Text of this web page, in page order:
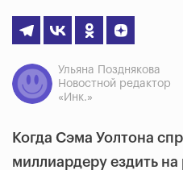
Ульяна Позднякова
Новостной редактор
«Инк.»
Когда Сэма Уолтона
миллиардеру ездить